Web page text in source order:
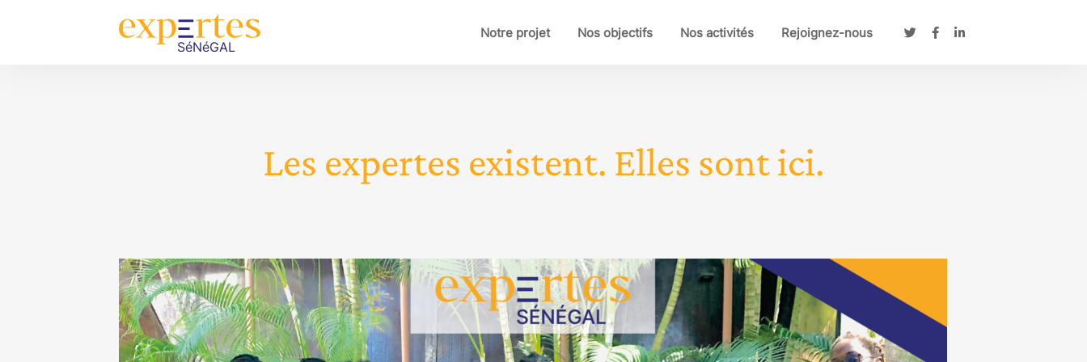
Notre projet Nos objectifs Nos activités Rejoignez-nous
Les expertes existent. Elles sont ici.